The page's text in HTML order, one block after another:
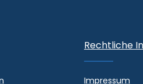
Rechtliche
Impressum